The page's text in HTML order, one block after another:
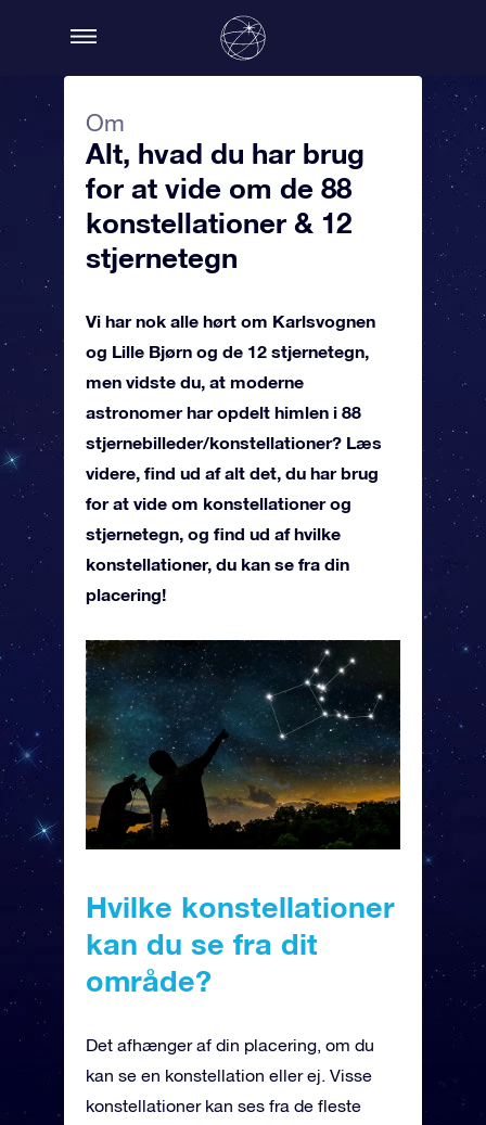
Om
Alt, hvad du har brug
for at vide om de 88
konstellationer & 12
stjernetegn
Vi har nok alle hørt om Karlsvognen
og Lille Bjørn og de 12 stjernetegn,
men vidste du, at moderne
astronomer har opdelt himlen i 88
stjernebilleder/konstellationer? Læs
videre, find ud af alt det, du har brug
for at vide om konstellationer og
stjernetegn, og find ud af hvilke
konstellationer, du kan se fra din
placering!
Hvilke konstellationer
kan du se fra dit
område?
Det afhænger af din placering, om du
kan se en konstellation eller ej. Visse
konstellationer kan ses fra de fleste